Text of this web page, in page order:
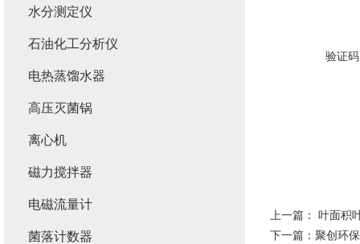
验证
上一篇： 叶面积
下一篇： 聚创环
水分测定仪
石油化工分析仪
电热蒸馏水器
高压灭菌锅
离心机
磁力搅拌器
电磁流量计
菌落计数器